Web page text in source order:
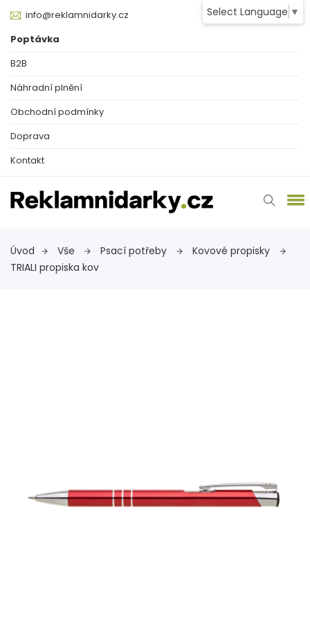
Select Language ▼
info@reklamnidarky.cz
Poptávka
B2B
Náhradní plnění
Obchodní podmínky
Doprava
Kontakt
Úvod Vše Psací potřeby
Kovové propisky
TRIALI propiska kov